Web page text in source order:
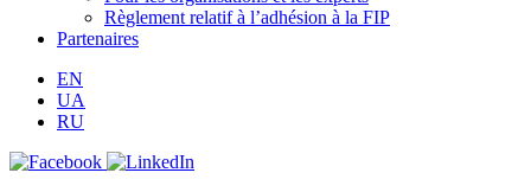
Règlement relatif à l’adhésion à la FIP
Partenaires
EN
UA
RU